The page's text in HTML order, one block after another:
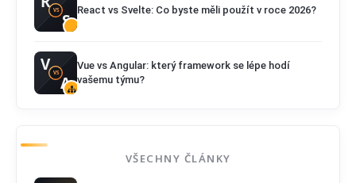
React vs Svelte: Co byste měli použít v roce 2026?
Vue vs Angular: který framework se lépe hodí
vašemu týmu?
VŠECHNY ČLÁNKY